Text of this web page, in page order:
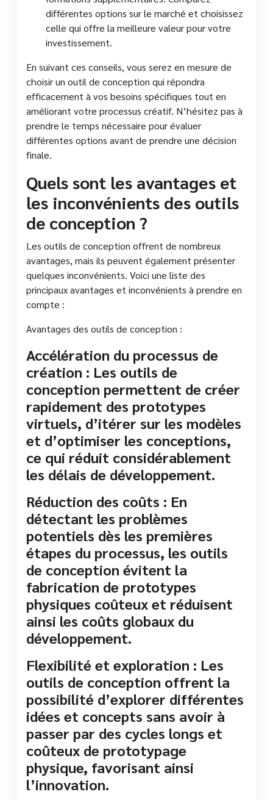
différentes options sur le marché et choisissez
celle qui offre la meilleure valeur pour votre
investissement.
En suivant ces conseils, vous serez en mesure de
choisir un outil de conception qui répondra
efficacement à vos besoins spécifiques tout en
améliorant votre processus créatif. N’hésitez pas à
prendre le temps nécessaire pour évaluer
différentes options avant de prendre une décision
finale.
Quels sont les avantages et
les inconvénients des outils
de conception ?
Les outils de conception offrent de nombreux
avantages, mais ils peuvent également présenter
quelques inconvénients. Voici une liste des
principaux avantages et inconvénients à prendre en
compte :
Avantages des outils de conception :
Accélération du processus de
création : Les outils de
conception permettent de créer
rapidement des prototypes
virtuels, d’itérer sur les modèles
et d’optimiser les conceptions,
ce qui réduit considérablement
les délais de développement.
Réduction des coûts : En
détectant les problèmes
potentiels dès les premières
étapes du processus, les outils
de conception évitent la
fabrication de prototypes
physiques coûteux et réduisent
ainsi les coûts globaux du
développement.
Flexibilité et exploration : Les
outils de conception offrent la
possibilité d’explorer différentes
idées et concepts sans avoir à
passer par des cycles longs et
coûteux de prototypage
physique, favorisant ainsi
l’innovation.